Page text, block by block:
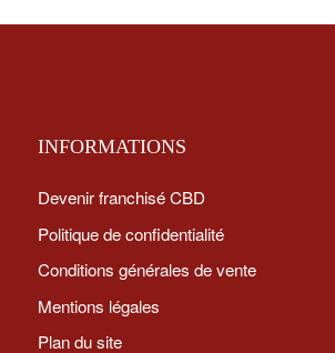
INFORMATIONS
Devenir franchisé CBD
Politique de confidentialité
Conditions générales de vente
Mentions légales
Plan du site